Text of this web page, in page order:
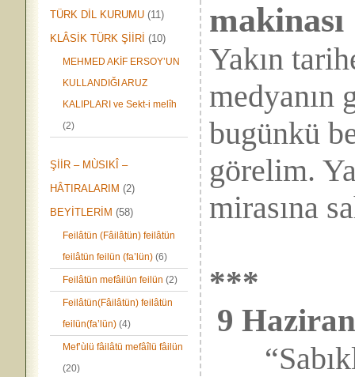
TÜRK DİL KURUMU (11)
KLÂSİK TÜRK ŞİİRİ (10)
MEHMED AKİF ERSOY’UN
KULLANDIĞI ARUZ
KALIPLARI ve Sekt-i melîh
(2)
ŞİİR – MÙSIKÎ –
HÂTIRALARIM (2)
BEYİTLERİM (58)
Feilâtün (Fâilâtün) feilâtün
feilâtün feilün (fa’lün) (6)
Feilâtün mefâilün feilün (2)
Feilâtün(Fâilâtün) feilâtün
feilün(fa’lün) (4)
Mef’ùlü fâilâtü mefâîlü fâilün
(20)
makinası
Yakın
medyanın
bugünkü
görelim.
mirasına
***
9